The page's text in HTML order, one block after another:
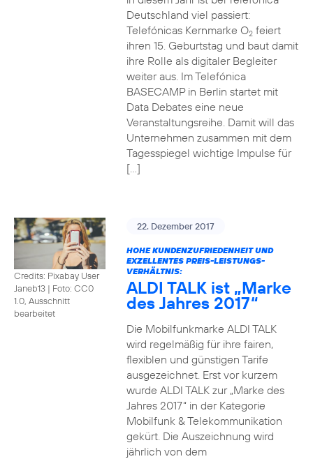
Deutschland viel passiert:
Telefónicas Kernmarke O2feiert
ihren 15. Geburtstag und baut damit
ihre Rolle als digitaler Begleiter
weiter aus. Im Telefónica
BASECAMP in Berlin startet mit
Data Debates eine neue
Veranstaltungsreihe. Damit will das
Unternehmen zusammen mit dem
Tagesspiegel wichtige Impulse für
[…]
Credits: Pixabay User
Janeb13 | Foto: CC0
1.0, Ausschnitt
bearbeitet
22. Dezember 2017
HOHE KUNDENZUFRIEDENHEIT UND
EXZELLENTES PREIS-LEISTUNGS-
VERHÄLTNIS:
ALDI TALK ist „Marke
des Jahres 2017“
Die Mobilfunkmarke ALDI TALK
wird regelmäßig für ihre fairen,
flexiblen und günstigen Tarife
ausgezeichnet. Erst vor kurzem
wurde ALDI TALK zur „Marke des
Jahres 2017“ in der Kategorie
Mobilfunk & Telekommunikation
gekürt. Die Auszeichnung wird
jährlich von dem